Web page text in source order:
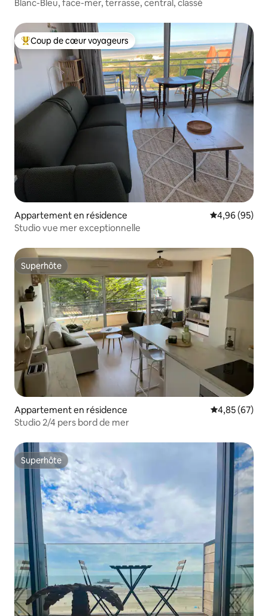
Blanc-Bleu, face-mer, terrasse, central, classé
Coups de cœur voyageurs les plus appréciés
Coup de cœur voyageurs
Appartement en résidence Évaluation
4,96 (95)
Studio vue mer exceptionnelle
Superhôte
Superhôte
Appartement en résidence Évaluation
4,85 (67)
Studio 2/4 pers bord de mer
Superhôte
Superhôte